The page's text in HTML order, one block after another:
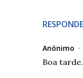
Anónimo
Boa tarde.